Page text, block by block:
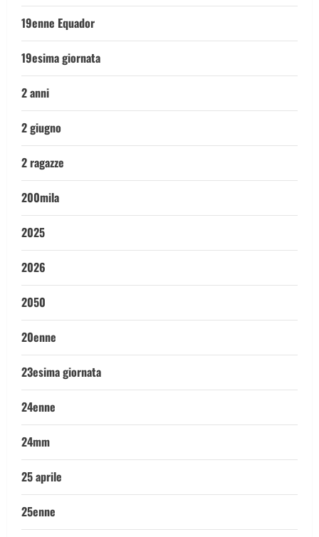
19enne Equador
19esima giornata
2 anni
2 giugno
2 ragazze
200mila
2025
2026
2050
20enne
23esima giornata
24enne
24mm
25 aprile
25enne